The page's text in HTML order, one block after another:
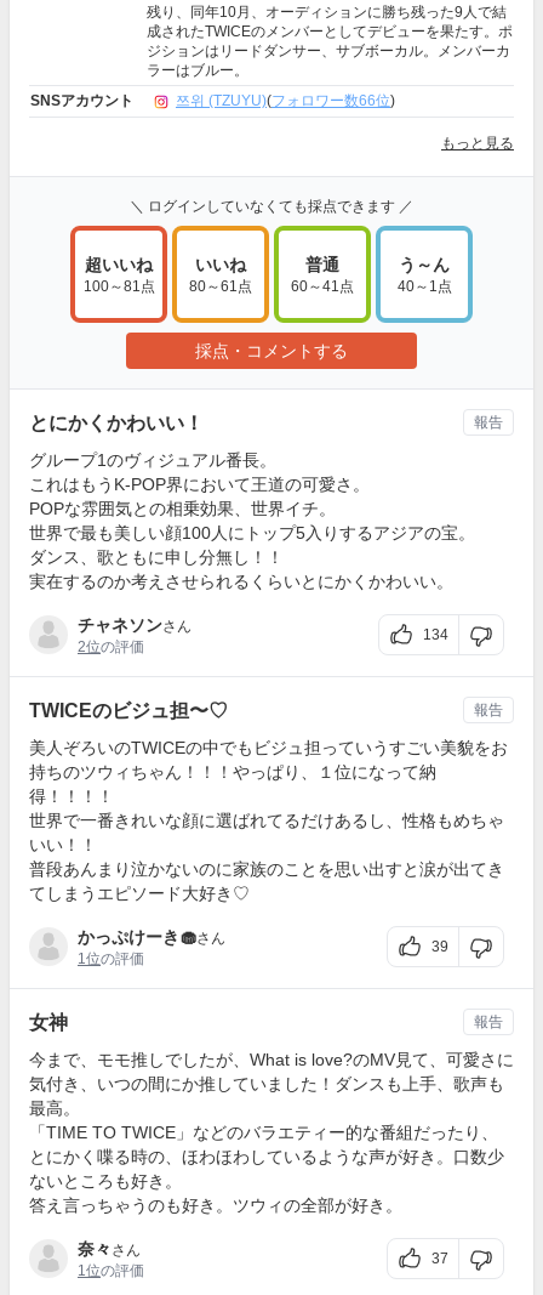
残り、同年10月、オーディションに勝ち残った9人で結
成されたTWICEのメンバーとしてデビューを果たす。ポ
ジションはリードダンサー、サブボーカル。メンバーカ
ラーはブルー。
SNSアカウント
쯔위 (TZUYU)(フォロワー数66位)
もっと見る
＼ ログインしていなくても採点できます ／
超いいね
100～81点
いいね
80～61点
普通
60～41点
う～ん
40～1点
採点・コメントする
とにかくかわいい！
グループ1のヴィジュアル番長。
これはもうK-POP界において王道の可愛さ。
POPな雰囲気との相乗効果、世界イチ。
世界で最も美しい顔100人にトップ5入りするアジアの宝。
ダンス、歌ともに申し分無し！！
実在するのか考えさせられるくらいとにかくかわいい。
チャネソンさん
2位の評価
134
報告
TWICEのビジュ担〜♡
美人ぞろいのTWICEの中でもビジュ担っていうすごい美貌をお
持ちのツウィちゃん！！！やっぱり、１位になって納
得！！！！
世界で一番きれいな顔に選ばれてるだけあるし、性格もめちゃ
いい！！
普段あんまり泣かないのに家族のことを思い出すと涙が出てき
てしまうエピソード大好き♡
かっぷけーき🧁さん
1位の評価
39
報告
女神
今まで、モモ推しでしたが、What is love?のMV見て、可愛さに
気付き、いつの間にか推していました！ダンスも上手、歌声も
最高。
「TIME TO TWICE」などのバラエティー的な番組だったり、
とにかく喋る時の、ほわほわしているような声が好き。口数少
ないところも好き。
答え言っちゃうのも好き。ツウィの全部が好き。
奈々 さん
1位の評価
37
報告